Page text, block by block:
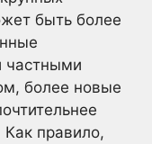
быть более
частными
более новые
правило,